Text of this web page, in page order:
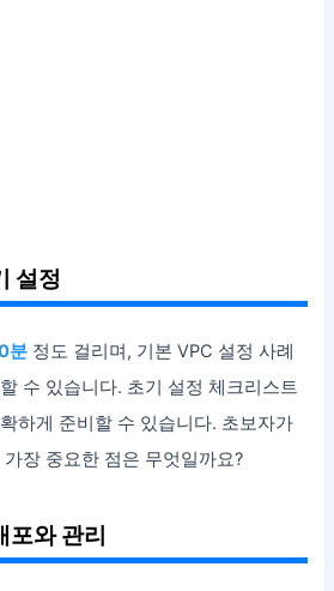
설정
분 정도 걸리며, 기본 VPC 설정 사례
수 있습니다. 초기 설정 체크리스트
하게 준비할 수 있습니다. 초보자가
장 중요한 점은 무엇일까요?
포와 관리